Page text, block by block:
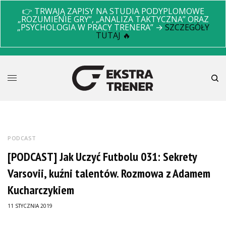
👉 TRWAJĄ ZAPISY NA STUDIA PODYPLOMOWE
„ROZUMIENIE GRY”, „ANALIZA TAKTYCZNA” ORAZ
„PSYCHOLOGIA W PRACY TRENERA” → SZCZEGÓŁY
TUTAJ 🔥
PODCAST
[PODCAST] Jak Uczyć Futbolu 031: Sekrety
Varsovii, kuźni talentów. Rozmowa z Adamem
Kucharczykiem
11 STYCZNIA 2019